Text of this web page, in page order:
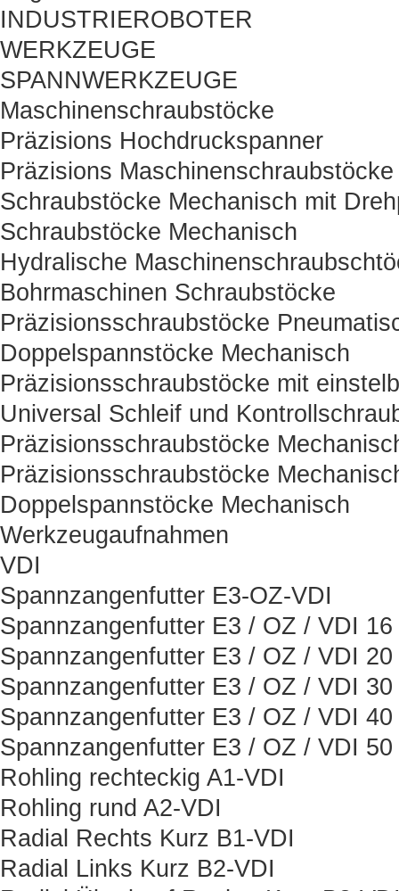
INDUSTRIEROBOTER
WERKZEUGE
SPANNWERKZEUGE
Maschinenschraubstöcke
Präzisions Hochdruckspanner
Präzisions Maschinenschraubstöcke
Schraubstöcke Mechanisch mit
Schraubstöcke Mechanisch
Hydralische
Bohrmaschinen Schraubstöcke
Präzisionsschraubstöcke
Doppelspannstöcke Mechanisch
Präzisionsschraubstöcke mit
Universal Schleif und
Präzisionsschraubstöcke
Präzisionsschraubstöcke
Doppelspannstöcke Mechanisch
Werkzeugaufnahmen
VDI
Spannzangenfutter E3-OZ-VDI
Spannzangenfutter E3 / OZ / VDI 16
Spannzangenfutter E3 / OZ / VDI 20
Spannzangenfutter E3 / OZ / VDI 30
Spannzangenfutter E3 / OZ / VDI 40
Spannzangenfutter E3 / OZ / VDI 50
Rohling rechteckig A1-VDI
Rohling rund A2-VDI
Radial Rechts Kurz B1-VDI
Radial Links Kurz B2-VDI